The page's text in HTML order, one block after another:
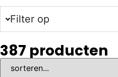
Filter op
387 producten